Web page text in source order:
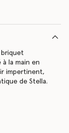
la main en
impertinent,
de Stella.